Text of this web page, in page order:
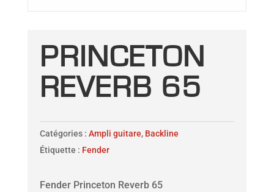
PRINCETON
REVERB 65
Catégories : Ampli guitare, Backline
Étiquette : Fender
Fender Princeton Reverb 65